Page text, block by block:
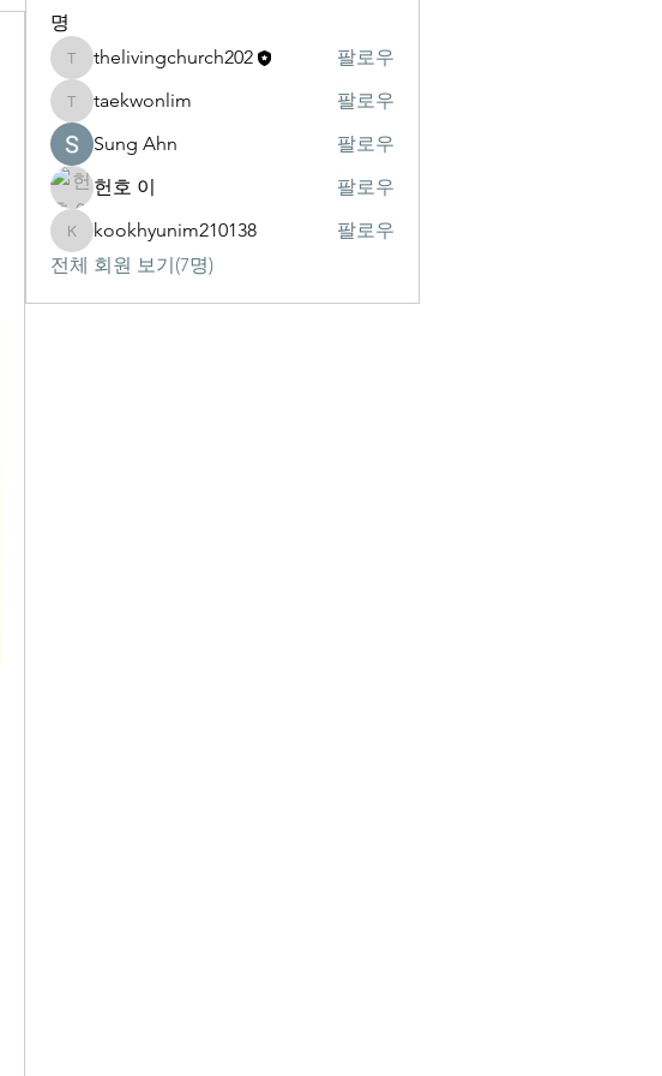
명
thelivingchurch202
thelivingchurch202 팔로우
taekwonlim
taekwonlim
팔로우
Sung Ahn
팔로우
헌호 이
팔로우
kookhyunim210138
kookhyunim210138
팔로우
전체 회원 보기(7명)